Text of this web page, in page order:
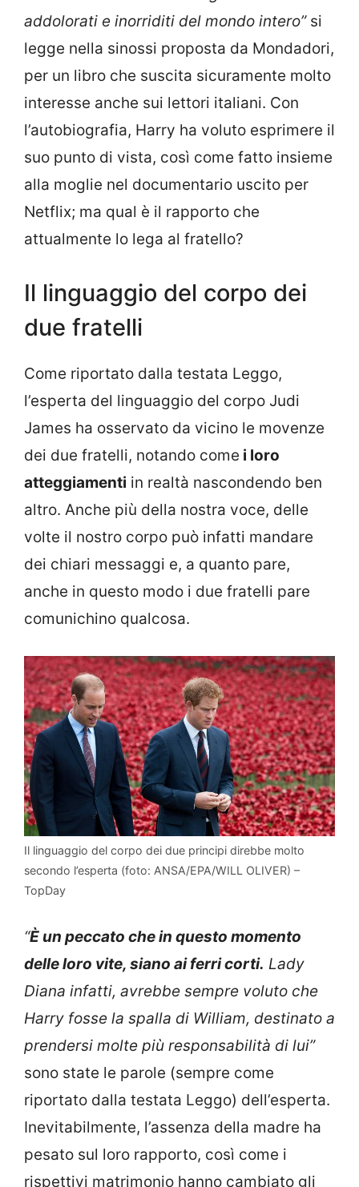
addolorati e inorriditi del mondo intero”si
legge nella sinossi proposta da Mondadori,
per un libro che suscita sicuramente molto
interesse anche sui lettori italiani. Con
l’autobiografia, Harry ha voluto esprimere il
suo punto di vista, così come fatto insieme
alla moglie nel documentario uscito per
Netflix; ma qual è il rapporto che
attualmente lo lega al fratello?
Il linguaggio del corpo dei
due fratelli
Come riportato dalla testata Leggo,
l’esperta del linguaggio del corpo Judi
James ha osservato da vicino le movenze
dei due fratelli, notando come i loro
atteggiamenti in realtà nascondendo ben
altro. Anche più della nostra voce, delle
volte il nostro corpo può infatti mandare
dei chiari messaggi e, a quanto pare,
anche in questo modo i due fratelli pare
comunichino qualcosa.
Il linguaggio del corpo dei due principi direbbe molto
secondo l’esperta (foto: ANSA/EPA/WILL OLIVER) –
TopDay
“È un peccato che in questo momento
delle loro vite, siano ai ferri corti. Lady
Diana infatti, avrebbe sempre voluto che
Harry fosse la spalla di William, destinato a
prendersi molte più responsabilità di lui”
sono state le parole (sempre come
riportato dalla testata Leggo) dell’esperta.
Inevitabilmente, l’assenza della madre ha
pesato sul loro rapporto, così come i
rispettivi matrimonio hanno cambiato gli